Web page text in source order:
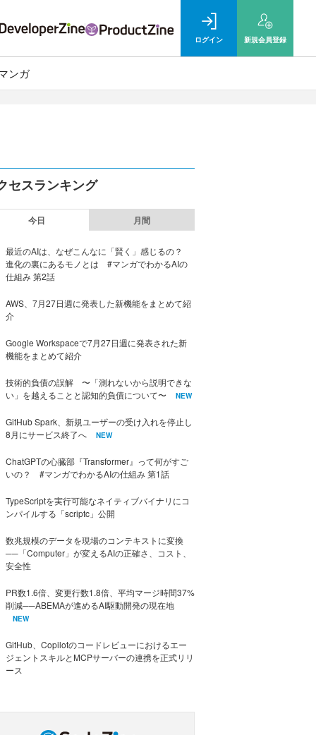
ログイン 新規会員登録
ンガ
セスランキング
今日 月間
最近のAIは、なぜこんなに「賢く」感じるの？
進化の裏にあるモノとは #マンガでわかるAIの
仕組み 第2話
AWS、7月27日週に発表した新機能をまとめて紹
介
Google Workspaceで7月27日週に発表された新
機能をまとめて紹介
技術的負債の誤解 〜「測れないから説明できな
い」を越えることと認知的負債について〜
NEW
GitHub Spark、新規ユーザーの受け入れを停止し
8月にサービス終了へ
NEW
ChatGPTの心臓部『Transformer』って何がすご
いの？ #マンガでわかるAIの仕組み 第1話
TypeScriptを実行可能なネイティブバイナリにコ
ンパイルする「scriptc」公開
数兆規模のデータを現場のコンテキストに変換
──「Computer」が変えるAIの正確さ、コスト、
安全性
PR数1.6倍、変更行数1.8倍、平均マージ時間37%
削減──ABEMAが進めるAI駆動開発の現在地
NEW
GitHub、Copilotのコードレビューにおけるエー
ジェントスキルとMCPサーバーの連携を正式リリ
ース